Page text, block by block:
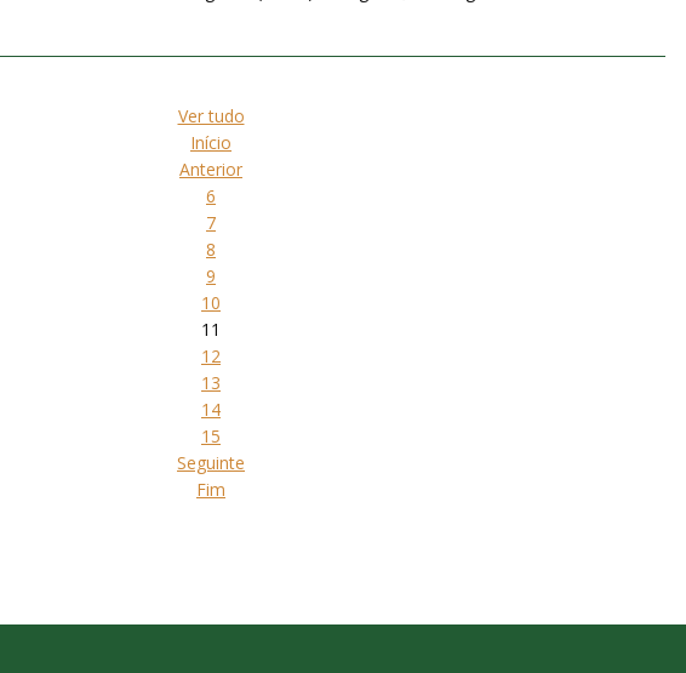
Ver tudo
Início
Anterior
6
7
8
9
10
11
12
13
14
15
Seguinte
Fim